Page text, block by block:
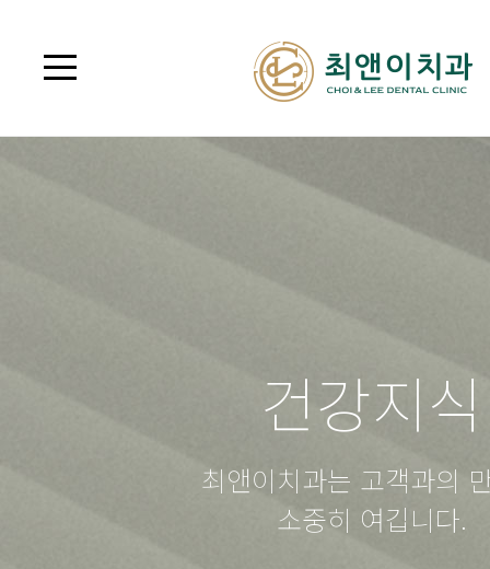
건강지식
최앤이치과는 고객과의
소중히 여깁니다.